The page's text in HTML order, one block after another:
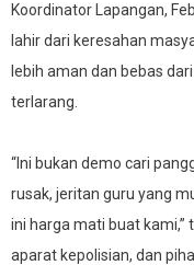
Koordinator Lapangan,
lahir dari keresahan
lebih aman dan bebas
terlarang.
“Ini bukan demo cari
rusak, jeritan guru yang
ini harga mati buat kami,”
aparat kepolisian, dan